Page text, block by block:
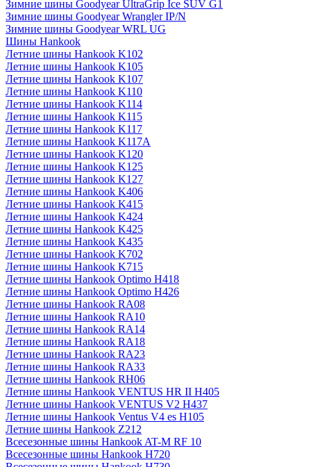
Зимние шины Goodyear UltraGrip Ice SUV G1
Зимние шины Goodyear Wrangler IP/N
Зимние шины Goodyear WRL UG
Шины Hankook
Летние шины Hankook K102
Летние шины Hankook K105
Летние шины Hankook K107
Летние шины Hankook K110
Летние шины Hankook K114
Летние шины Hankook K115
Летние шины Hankook K117
Летние шины Hankook K117A
Летние шины Hankook K120
Летние шины Hankook K125
Летние шины Hankook K127
Летние шины Hankook K406
Летние шины Hankook K415
Летние шины Hankook K424
Летние шины Hankook K425
Летние шины Hankook K435
Летние шины Hankook K702
Летние шины Hankook K715
Летние шины Hankook Optimo H418
Летние шины Hankook Optimo H426
Летние шины Hankook RA08
Летние шины Hankook RA10
Летние шины Hankook RA14
Летние шины Hankook RA18
Летние шины Hankook RA23
Летние шины Hankook RA33
Летние шины Hankook RH06
Летние шины Hankook VENTUS HR II H405
Летние шины Hankook VENTUS V2 H437
Летние шины Hankook Ventus V4 es H105
Летние шины Hankook Z212
Всесезонные шины Hankook AT-M RF 10
Всесезонные шины Hankook H720